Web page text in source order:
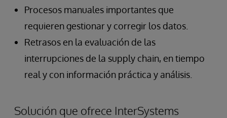
Procesos manuales importantes que
requieren gestionar y corregir los datos.
Retrasos en la evaluación de las
interrupciones de la supply chain, en tiempo
real y con información práctica y análisis.
Solución que ofrece InterSystems